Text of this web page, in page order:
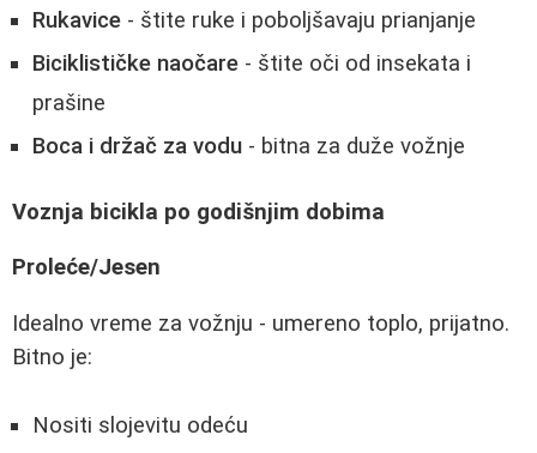
Rukavice - štite ruke i poboljšavaju prianjanje
Biciklističke naočare - štite oči od insekata i
prašine
Boca i držač za vodu - bitna za duže vožnje
Voznja bicikla po godišnjim dobima
Proleće/Jesen
Idealno vreme za vožnju - umereno toplo, prijatno.
Bitno je:
Nositi slojevitu odeću